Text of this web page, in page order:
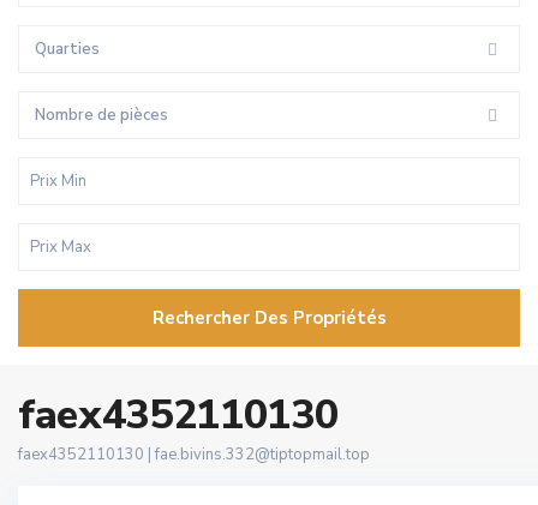
Quarties
Nombre de pièces
Rechercher Des Propriétés
faex4352110130
faex4352110130 |fae.bivins.332@tiptopmail.top